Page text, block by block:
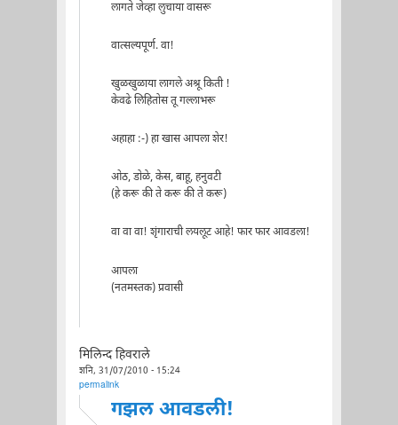
लागते जेव्हा लुचाया वासरू
वात्सल्यपूर्ण. वा!
खुळखुळाया लागले अश्रू किती !
केवढे लिहितोस तू गल्लाभरू
अहाहा :-) हा खास आपला शेर!
ओठ, डोळे, केस, बाहू, हनुवटी
(हे करू की ते करू की ते करू)
वा वा वा! शृंगाराची लयलूट आहे! फार फार आवडला!
आपला
(नतमस्तक) प्रवासी
मिलिन्द हिवराले
शनि, 31/07/2010 - 15:24
permalink
गझल आवडली!